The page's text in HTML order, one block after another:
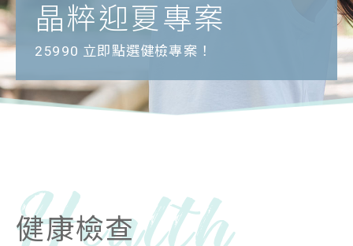
晶粹迎夏專案
25990 立即點選健檢專案！
健康檢查